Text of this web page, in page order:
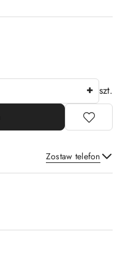
szt.
Zostaw telefon